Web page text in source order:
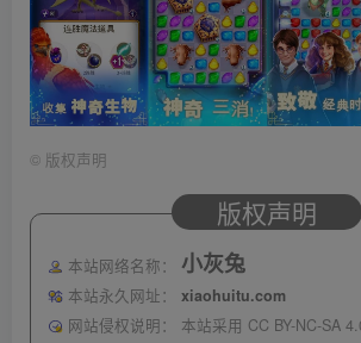
© 版权声明
版权声明
本站网络名称： 小灰兔
本站永久网址：
xiaohuitu.com
网站侵权说明：
本站采用 CC BY-NC-SA